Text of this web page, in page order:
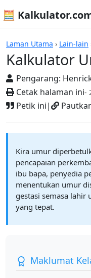
🧮
Laman Utama › Lain-lain
Kalkulator
Pengarang:
Cetak halaman ini-
Petik ini|
Kalkulator
Kira umur
pencapaian
ibu bapa, penyedia
menentukan umur
gestasi semasa lahir
yang tepat.
Maklumat